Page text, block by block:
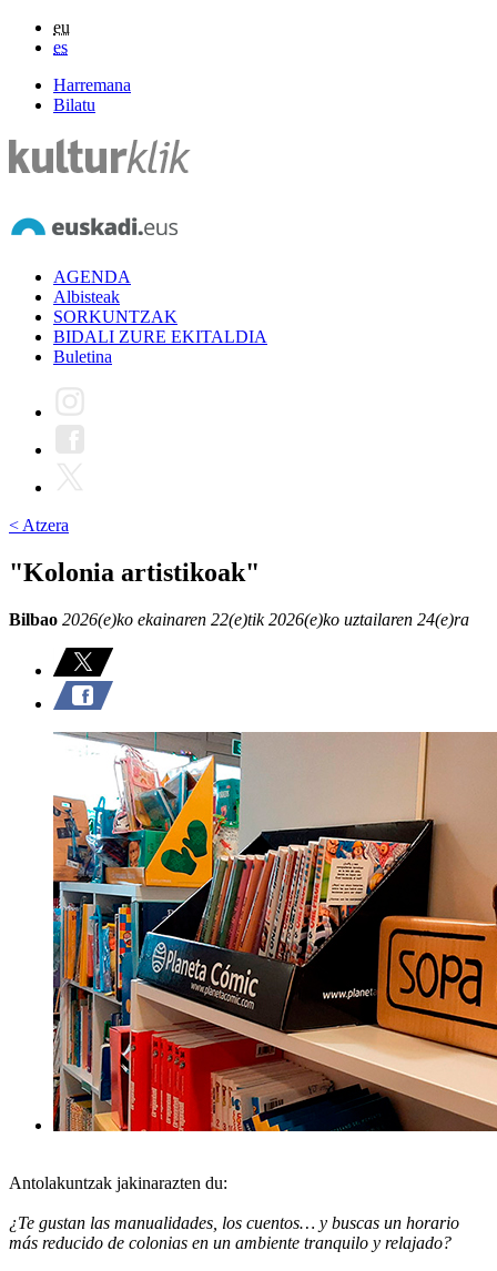
eu
es
Harremana
Bilatu
AGENDA
Albisteak
SORKUNTZAK
BIDALI ZURE EKITALDIA
Buletina
< Atzera
"Kolonia artistikoak"
Bilbao 2026(e)ko ekainaren 22(e)tik 2026(e)ko uztailaren 24(e)ra
Antolakuntzak jakinarazten du:
¿Te gustan las manualidades, los cuentos… y buscas un horario
más reducido de colonias en un ambiente tranquilo y relajado?